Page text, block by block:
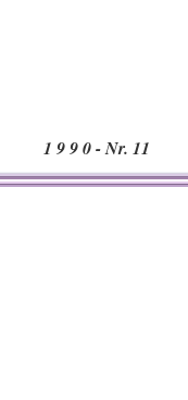
1 9 9 0 - Nr. 11